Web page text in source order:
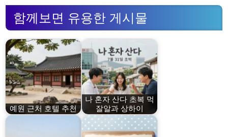
함께보면 유용한 게시물
예원 근처 호텔 추천
나 혼자 산다 초복 먹
잘알과 상하이